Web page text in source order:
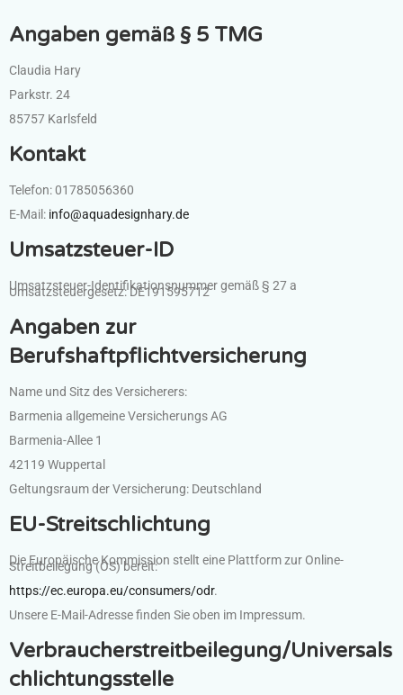
Angaben gemäß § 5 TMG
Claudia Hary
Parkstr. 24
85757 Karlsfeld
Kontakt
Telefon: 01785056360
E-Mail: info@aquadesignhary.de
Umsatzsteuer-ID
Umsatzsteuer-Identifikationsnummer gemäß § 27 a
Umsatzsteuergesetz: DE191595712
Angaben zur
Berufshaftpflichtversicherung
Name und Sitz des Versicherers:
Barmenia allgemeine Versicherungs AG
Barmenia-Allee 1
42119 Wuppertal
Geltungsraum der Versicherung: Deutschland
EU-Streitschlichtung
Die Europäische Kommission stellt eine Plattform zur Online-
Streitbeilegung (OS) bereit:
https://ec.europa.eu/consumers/odr.
Unsere E-Mail-Adresse finden Sie oben im Impressum.
Verbraucherstreitbeilegung/Universals
chlichtungsstelle